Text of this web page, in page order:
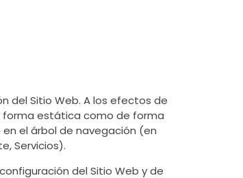
del Sitio Web. A los efectos de
forma estática como de forma
el árbol de navegación (en
Servicios).
del Sitio Web y de